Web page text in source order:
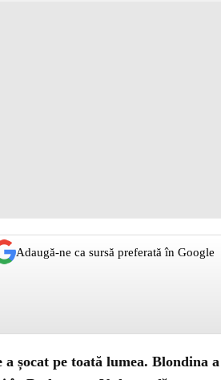
Adaugă-ne ca sursă preferată în Google
șocat pe toată lumea. Blondina a